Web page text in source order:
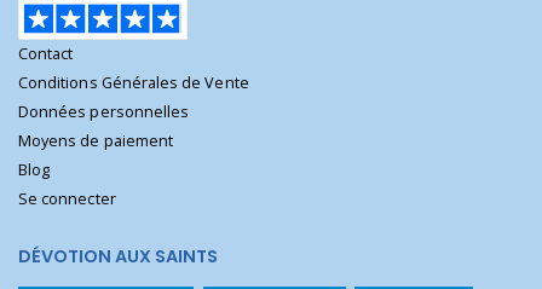
Contact
Conditions Générales de Vente
Données personnelles
Moyens de paiement
Blog
Se connecter
DÉVOTION AUX SAINTS